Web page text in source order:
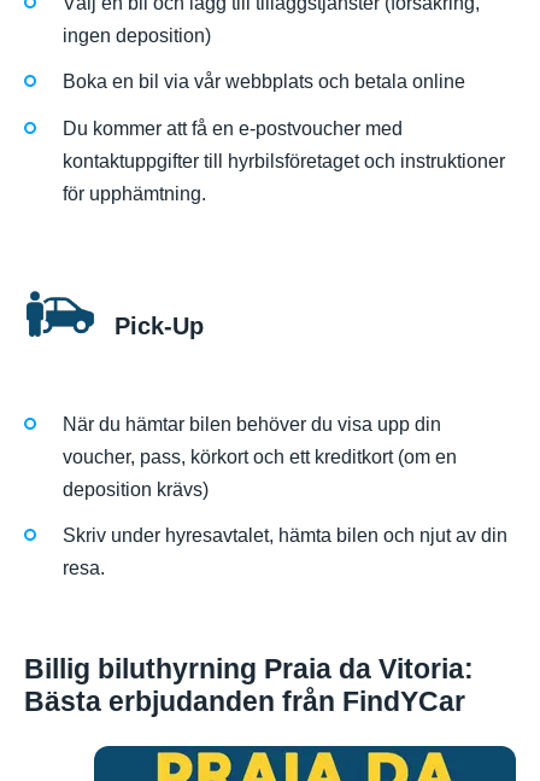
ingen deposition)
Boka en bil via vår webbplats och betala online
Du kommer att få en e-postvoucher med
kontaktuppgifter till hyrbilsföretaget och instruktioner
för upphämtning.
Pick-Up
När du hämtar bilen behöver du visa upp din
voucher, pass, körkort och ett kreditkort (om en
deposition krävs)
Skriv under hyresavtalet, hämta bilen och njut av din
resa.
Billig biluthyrning Praia da Vitoria:
Bästa erbjudanden från FindYCar